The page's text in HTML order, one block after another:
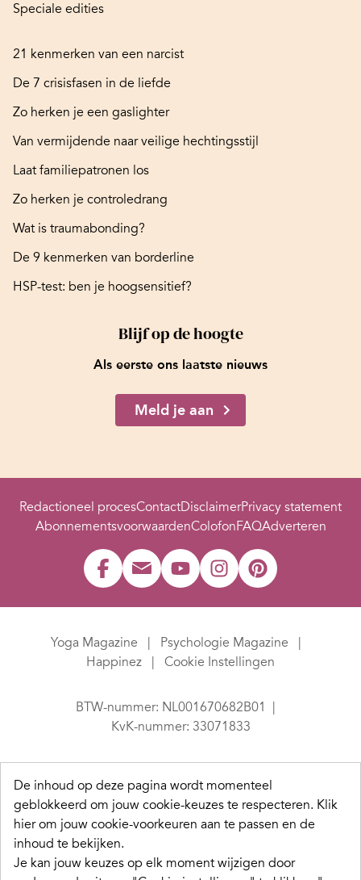
Speciale edities
21 kenmerken van een narcist
De 7 crisisfasen in de liefde
Zo herken je een gaslighter
Van vermijdende naar veilige hechtingsstijl
Laat familiepatronen los
Zo herken je controledrang
Wat is traumabonding?
De 9 kenmerken van borderline
HSP-test: ben je hoogsensitief?
Blijf op de hoogte
Als eerste ons laatste nieuws
Meld je aan
Redactioneel procesContactDisclaimerPrivacy statement
AbonnementsvoorwaardenColofonFAQAdverteren
Yoga Magazine
Psychologie Magazine
Happinez
Cookie Instellingen
BTW-nummer: NL001670682B01
KvK-nummer: 33071833
De inhoud op deze pagina wordt momenteel
geblokkeerd om jouw cookie-keuzes te respecteren. Klik
hier om jouw cookie-voorkeuren aan te passen en de
inhoud te bekijken.
Je kan jouw keuzes op elk moment wijzigen door